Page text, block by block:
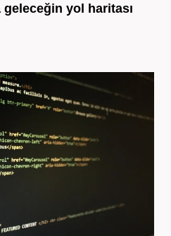
geleceğin yol haritası